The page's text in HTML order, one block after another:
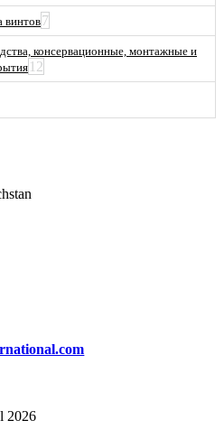
винтов7
консервационные, монтажные и
12
2026